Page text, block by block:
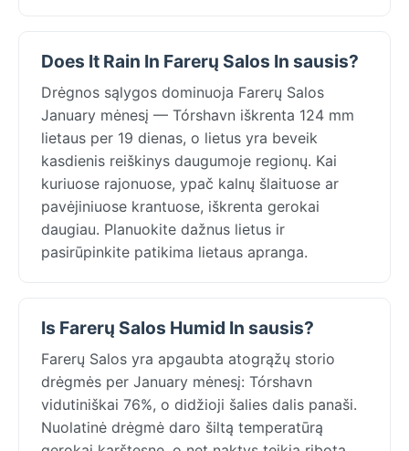
Does It Rain In Farerų Salos In sausis?
Drėgnos sąlygos dominuoja Farerų Salos
January mėnesį — Tórshavn iškrenta 124 mm
lietaus per 19 dienas, o lietus yra beveik
kasdienis reiškinys daugumoje regionų. Kai
kuriuose rajonuose, ypač kalnų šlaituose ar
pavėjiniuose krantuose, iškrenta gerokai
daugiau. Planuokite dažnus lietus ir
pasirūpinkite patikima lietaus apranga.
Is Farerų Salos Humid In sausis?
Farerų Salos yra apgaubta atogrąžų storio
drėgmės per January mėnesį: Tórshavn
vidutiniškai 76%, o didžioji šalies dalis panaši.
Nuolatinė drėgmė daro šiltą temperatūrą